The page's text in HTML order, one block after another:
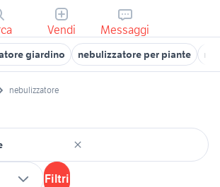
Vendi Messaggi
giardino nebulizzatore per piante
nebulizzatore
Filtri